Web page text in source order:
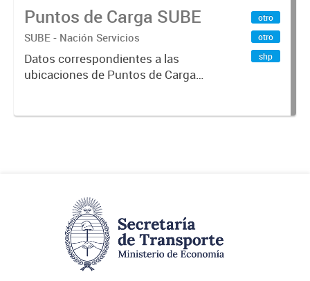
Puntos de Carga SUBE
SUBE - Nación Servicios
Datos correspondientes a las
ubicaciones de Puntos de Carga
otro
otro
shp